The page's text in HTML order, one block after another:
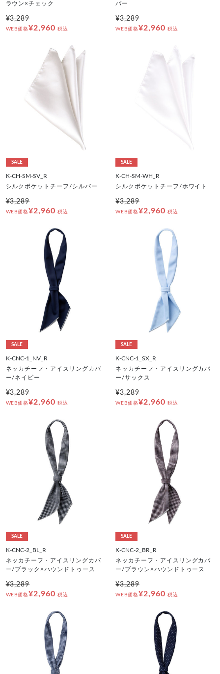
ラウン×チェック
¥3,289
WEB価格¥2,960 税込
バー
¥3,289
WEB価格¥2,960 税込
SALE
K-CH-SM-SV_R
シルクポケットチーフ/シルバー
¥3,289
WEB価格¥2,960 税込
SALE
K-CH-SM-WH_R
シルクポケットチーフ/ホワイト
¥3,289
WEB価格¥2,960 税込
SALE
K-CNC-1_NV_R
ネッカチーフ・アイスリングカバ
ー/ネイビー
¥3,289
WEB価格¥2,960 税込
SALE
K-CNC-1_SX_R
ネッカチーフ・アイスリングカバ
ー/サックス
¥3,289
WEB価格¥2,960 税込
SALE
K-CNC-2_BL_R
ネッカチーフ・アイスリングカバ
ー/ブラック×ハウンドトゥース
¥3,289
WEB価格¥2,960 税込
SALE
K-CNC-2_BR_R
ネッカチーフ・アイスリングカバ
ー/ブラウン×ハウンドトゥース
¥3,289
WEB価格¥2,960 税込